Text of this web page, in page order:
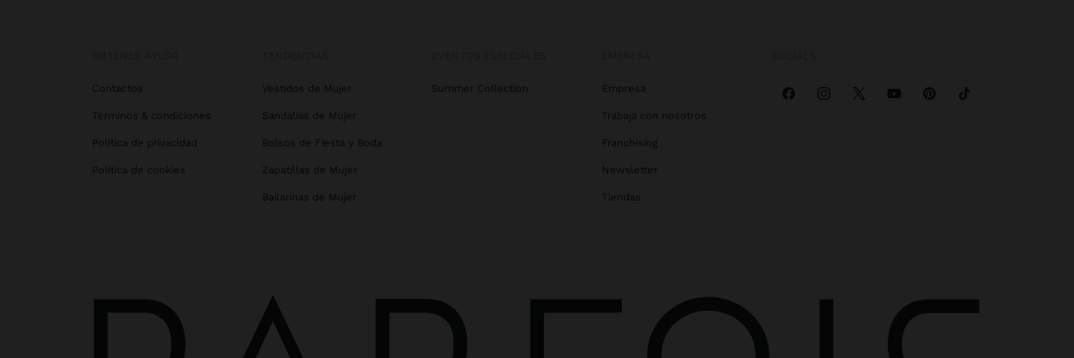
Contactos
Términos & condiciones
Política de privacidad
Política de cookies
Vestidos de Mujer
Sandalias de Mujer
Bolsos de Fiesta y Boda
Zapatillas de Mujer
Bailarinas de Mujer
Summer Collection Empresa
Trabaja con nosotros
Franchising
Newsletter
Tiendas